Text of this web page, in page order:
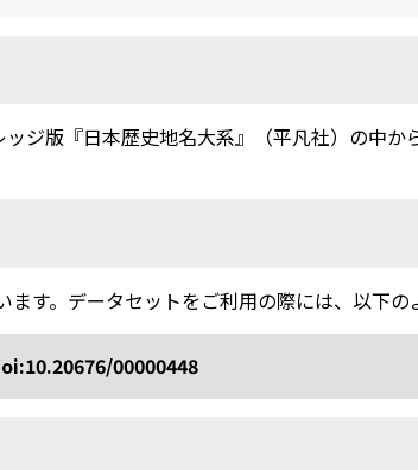
ッジ版『日本歴史地名大系』（平凡社）の中
ます。データセットをご利用の際には、以下の
00000448